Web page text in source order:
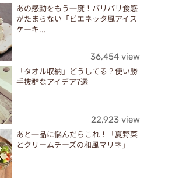
あの感動をもう一度！パリパリ食感
がたまらない「ビエネッタ風アイス
ケーキ...
36,454 view
「タオル収納」どうしてる？使い勝
手抜群なアイデア7選
22,923 view
あと一品に悩んだらこれ！「夏野菜
とクリームチーズの和風マリネ」